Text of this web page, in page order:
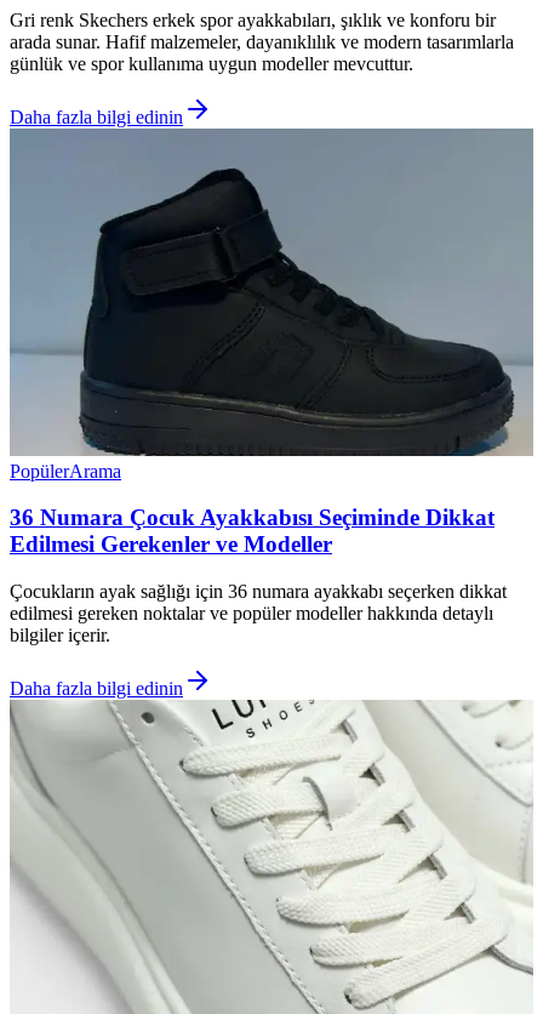
Gri renk Skechers erkek spor ayakkabıları, şıklık ve konforu bir
arada sunar. Hafif malzemeler, dayanıklılık ve modern tasarımlarla
günlük ve spor kullanıma uygun modeller mevcuttur.
Daha fazla bilgi edinin
PopülerArama
36 Numara Çocuk Ayakkabısı Seçiminde Dikkat
Edilmesi Gerekenler ve Modeller
Çocukların ayak sağlığı için 36 numara ayakkabı seçerken dikkat
edilmesi gereken noktalar ve popüler modeller hakkında detaylı
bilgiler içerir.
Daha fazla bilgi edinin